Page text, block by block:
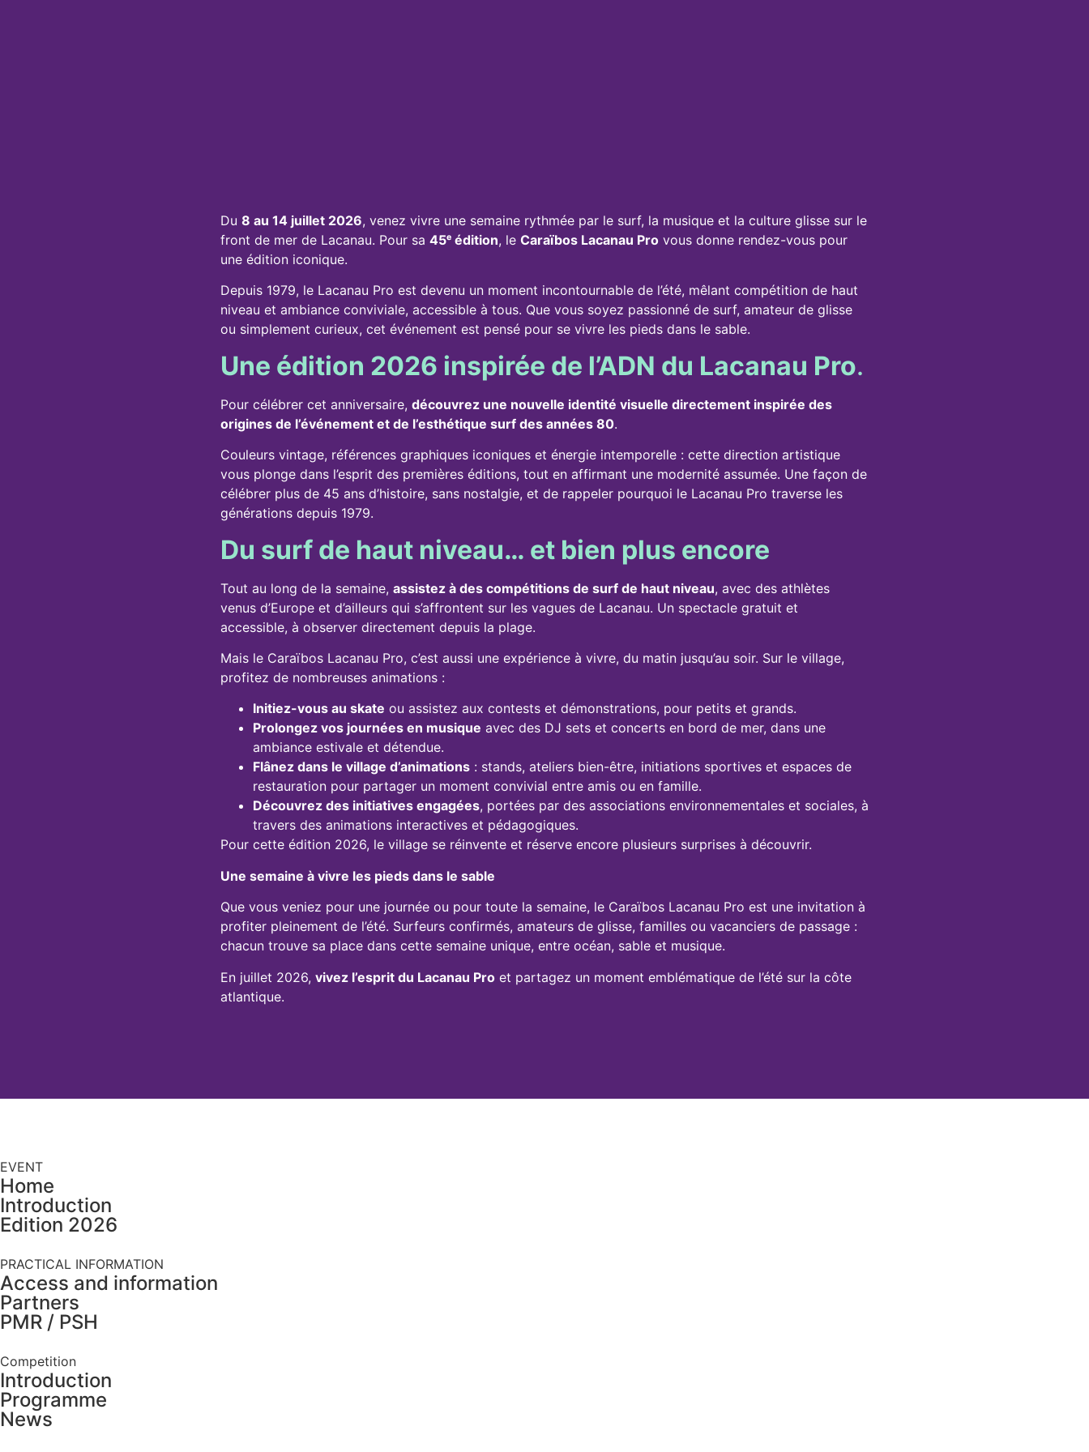
Du 8 au 14 juillet 2026, venez vivre une semaine rythmée par le surf, la musique et la culture glisse sur le
front de mer de Lacanau. Pour sa 45ᵉ édition, le Caraïbos Lacanau Pro vous donne rendez-vous pour
une édition iconique.
Depuis 1979, le Lacanau Pro est devenu un moment incontournable de l’été, mêlant compétition de haut
niveau et ambiance conviviale, accessible à tous. Que vous soyez passionné de surf, amateur de glisse
ou simplement curieux, cet événement est pensé pour se vivre les pieds dans le sable.
Une édition 2026 inspirée de l’ADN du Lacanau Pro.
Pour célébrer cet anniversaire, découvrez une nouvelle identité visuelle directement inspirée des
origines de l’événement et de l’esthétique surf des années 80.
Couleurs vintage, références graphiques iconiques et énergie intemporelle : cette direction artistique
vous plonge dans l’esprit des premières éditions, tout en affirmant une modernité assumée. Une façon de
célébrer plus de 45 ans d’histoire, sans nostalgie, et de rappeler pourquoi le Lacanau Pro traverse les
générations depuis 1979.
Du surf de haut niveau… et bien plus encore
Tout au long de la semaine, assistez à des compétitions de surf de haut niveau, avec des athlètes
venus d’Europe et d’ailleurs qui s’affrontent sur les vagues de Lacanau. Un spectacle gratuit et
accessible, à observer directement depuis la plage.
Mais le Caraïbos Lacanau Pro, c’est aussi une expérience à vivre, du matin jusqu’au soir. Sur le village,
profitez de nombreuses animations :
Initiez-vous au skate ou assistez aux contests et démonstrations, pour petits et grands.
Prolongez vos journées en musique avec des DJ sets et concerts en bord de mer, dans une
ambiance estivale et détendue.
Flânez dans le village d’animations : stands, ateliers bien-être, initiations sportives et espaces de
restauration pour partager un moment convivial entre amis ou en famille.
Découvrez des initiatives engagées, portées par des associations environnementales et sociales, à
travers des animations interactives et pédagogiques.
Pour cette édition 2026, le village se réinvente et réserve encore plusieurs surprises à découvrir.
Une semaine à vivre les pieds dans le sable
Que vous veniez pour une journée ou pour toute la semaine, le Caraïbos Lacanau Pro est une invitation à
profiter pleinement de l’été. Surfeurs confirmés, amateurs de glisse, familles ou vacanciers de passage :
chacun trouve sa place dans cette semaine unique, entre océan, sable et musique.
En juillet 2026, vivez l’esprit du Lacanau Pro et partagez un moment emblématique de l’été sur la côte
atlantique.
EVENT
Home
Introduction
Edition 2026
PRACTICAL INFORMATION
Access and information
Partners
PMR / PSH
Competition
Introduction
Programme
News